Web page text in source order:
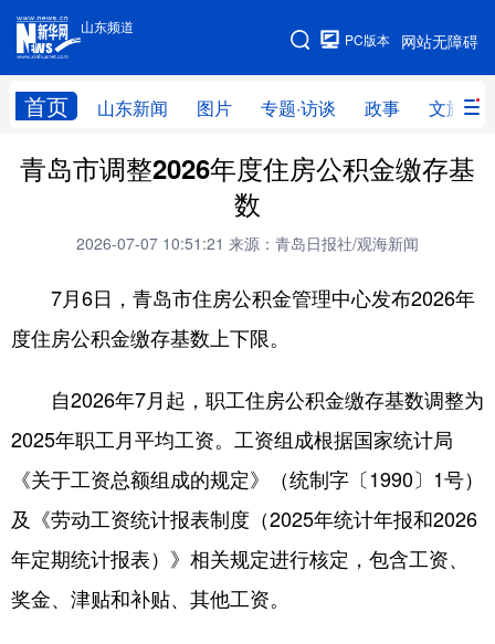
山东频道
网站无障碍
PC版本
首页 山东新闻 图片 专题·访谈 政事 文旅
手机版
网站地图
学习进行时 高层 时政 人事
全球连线 教育
科技 科普 体育 文化
健康 军事
图片 中央文件 金融 汽车
食品 人居 信息化 乡村振兴
溯源中国 城市 旅游 能源
会展 时尚
青岛市调整2026年度住房公积金缴存基
数
2026-07-07 10:51:21 来源：青岛日报社/观海新闻
7月6日，青岛市住房公积金管理中心发布2026年
度住房公积金缴存基数上下限。
自2026年7月起，职工住房公积金缴存基数调整为
2025年职工月平均工资。工资组成根据国家统计局
《关于工资总额组成的规定》（统制字〔1990〕1号）
及《劳动工资统计报表制度（2025年统计年报和2026
年定期统计报表）》相关规定进行核定，包含工资、
奖金、津贴和补贴、其他工资。